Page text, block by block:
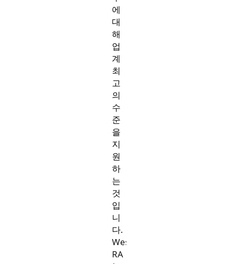
에
대
해
업
계
최
고
의
수
준
을
지
원
하
는
것
입
니
다.
West
RA